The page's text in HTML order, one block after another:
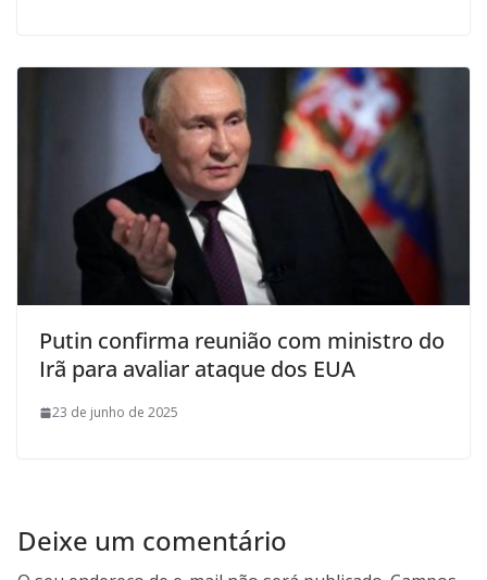
Putin confirma reunião com ministro do
Irã para avaliar ataque dos EUA
23 de junho de 2025
Deixe um comentário